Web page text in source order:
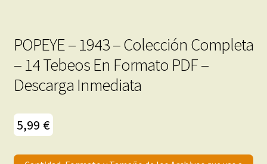
Adultos
Porno 3D
Inéditas
el
POPEYE – 1943 – Colección Completa
– 14 Tebeos En Formato PDF –
Descarga Inmediata
5,99 €